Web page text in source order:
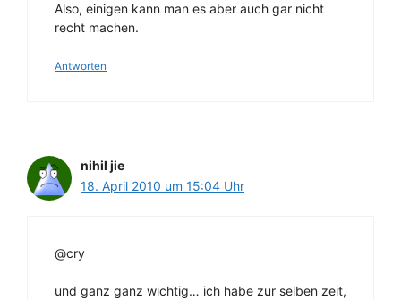
Also, einigen kann man es aber auch gar nicht
recht machen.
Antworten
nihil jie
18. April 2010 um 15:04 Uhr
@cry
und ganz ganz wichtig… ich habe zur selben zeit,